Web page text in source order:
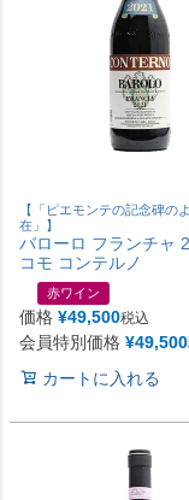
【「ピエモンテの記念碑の
在」】
バローロ フランチャ
コモ コンテルノ
赤ワイン
価格 ¥49,500税込
会員特別価格 ¥49,500
カートに入れる